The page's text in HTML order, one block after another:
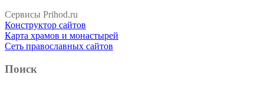
Сервисы Prihod.ru
Конструктор сайтов
Карта храмов и монастырей
Сеть православных сайтов
Поиск